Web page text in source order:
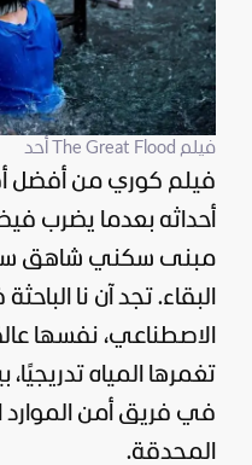
فيلم The Great Flood أحد
فيلم كوري من أفضل
أحداثه بعدما يضرب
مبنى سكني شاهق
البقاء. تجد آن نا
الاصطناعي، نفسها
تغمرها المياه
في فريق أمن الموارد
المحدقة.